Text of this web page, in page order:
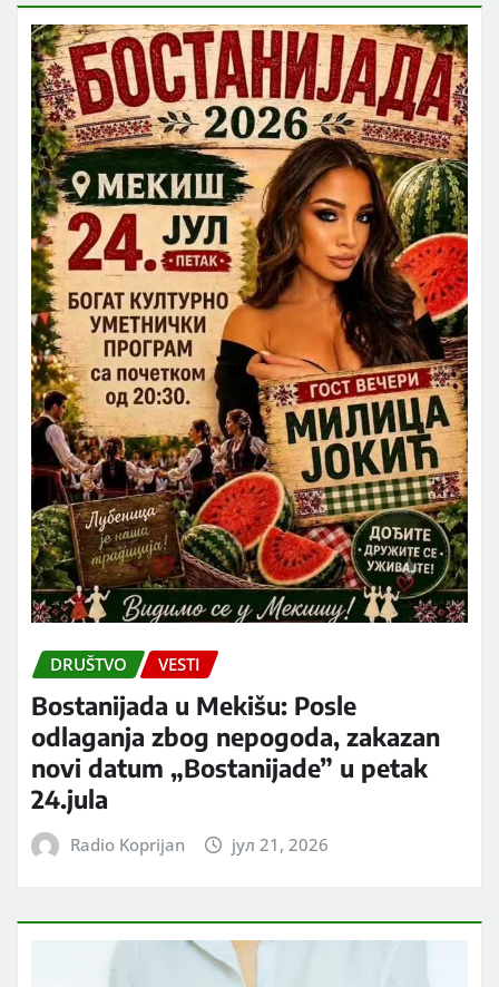
DRUŠTVO VESTI
Bostanijada u Mekišu: Posle
odlaganja zbog nepogoda, zakazan
novi datum „Bostanijade” u petak
24.jula
Radio Koprijan јул 21, 2026